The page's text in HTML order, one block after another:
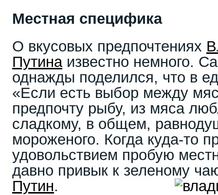
Местная специфика
О вкусовых предпочтениях
Путинаизвестно немного.
однажды поделился, что в
«Если есть выбор между
предпочту рыбу, из мяса
сладкому, в общем,
мороженого. Когда куда-то
удовольствием пробую
давно привык к зеленому
Путин.